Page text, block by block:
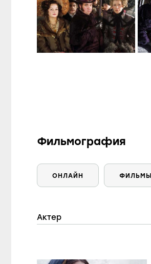
Фильмография
ОНЛАЙН ФИЛЬМЫ
Актер